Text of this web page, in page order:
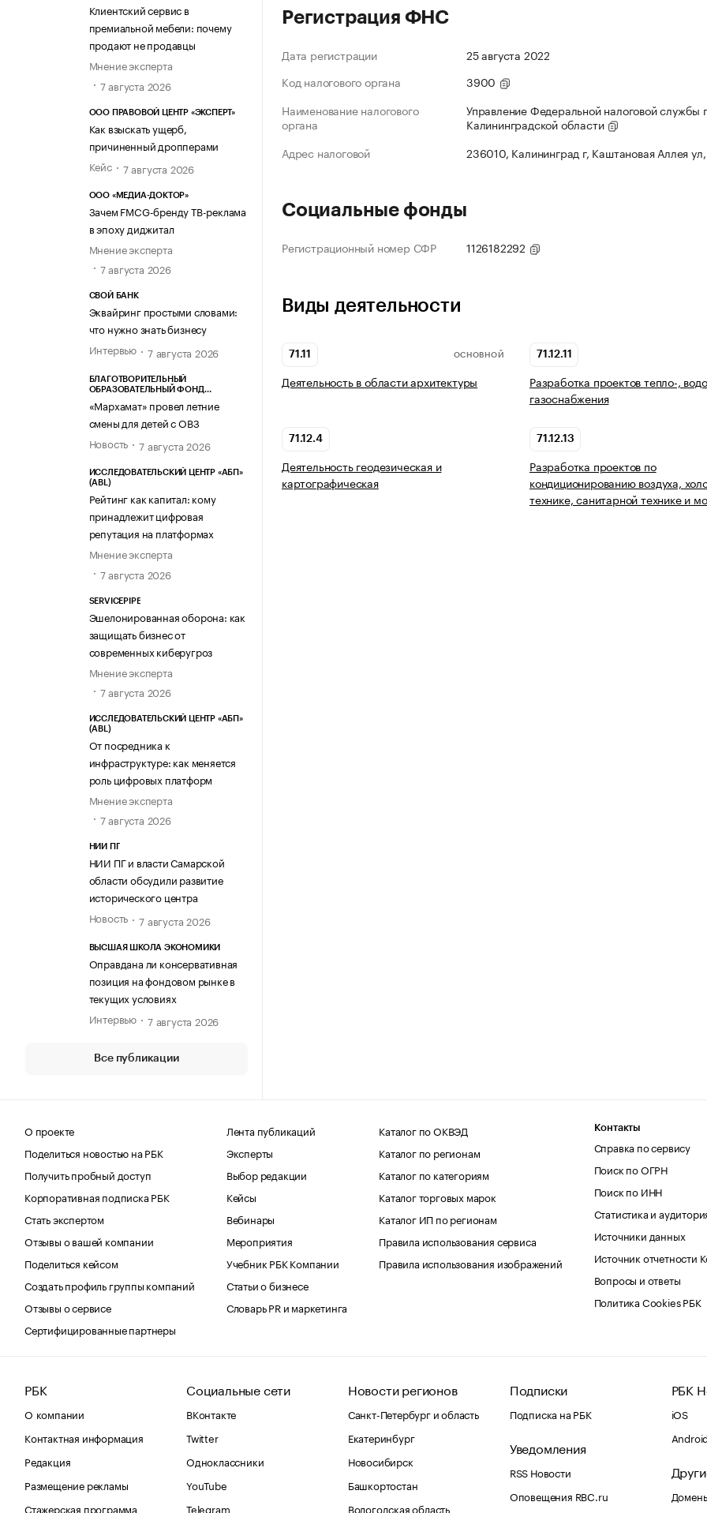
Клиентский сервис в
премиальной мебели: почему
продают не продавцы
Мнение эксперта
7 августа 2026
ООО ПРАВОВОЙ ЦЕНТР «ЭКСПЕРТ»
Как взыскать ущерб,
причиненный дропперами
Кейс
7 августа 2026
ООО «МЕДИА-ДОКТОР»
Зачем FMCG-бренду ТВ-реклама
в эпоху диджитал
Мнение эксперта
7 августа 2026
СВОЙ БАНК
Эквайринг простыми словами:
что нужно знать бизнесу
Интервью
7 августа 2026
БЛАГОТВОРИТЕЛЬНЫЙ
ОБРАЗОВАТЕЛЬНЫЙ ФОНД
«Мархамат» провел летние
смены для детей с ОВЗ
Новость
7 августа 2026
ИССЛЕДОВАТЕЛЬСКИЙ ЦЕНТР «АБП»
(ABL)
Рейтинг как капитал: кому
принадлежит цифровая
репутация на платформах
Мнение эксперта
7 августа 2026
SERVICEPIPE
Эшелонированная оборона: как
защищать бизнес от
современных киберугроз
Мнение эксперта
7 августа 2026
ИССЛЕДОВАТЕЛЬСКИЙ ЦЕНТР «АБП»
(ABL)
От посредника к
инфраструктуре: как меняется
роль цифровых платформ
Мнение эксперта
7 августа 2026
НИИ ПГ
НИИ ПГ и власти Самарской
области обсудили развитие
исторического центра
Новость
7 августа 2026
ВЫСШАЯ ШКОЛА ЭКОНОМИКИ
Оправдана ли консервативная
позиция на фондовом рынке в
текущих условиях
Интервью
7 августа 2026
Все публикации
Регистрация ФНС
Дата регистрации
25 августа 2022
Код налогового органа
3900
Наименование налогового
органа
Управление Федеральной налоговой службы
Калининградской области
Адрес налоговой
236010, Калининград г, Каштановая Аллея
Социальные фонды
Регистрационный номер СФР 1126182292
Виды деятельности
71.11 ОСНОВНОЙ
Деятельность в области архитектуры
71.12.11
Разработка проектов тепло-,
газоснабжения
71.12.4
Деятельность геодезическая и
картографическая
71.12.13
Разработка проектов по
кондиционированию воздуха,
технике, санитарной технике и
О проекте
Поделиться новостью на РБК
Получить пробный доступ
Корпоративная подписка РБК
Стать экспертом
Отзывы о вашей компании
Поделиться кейсом
Создать профиль группы компаний
Отзывы о сервисе
Сертифицированные партнеры
Лента публикаций
Эксперты
Выбор редакции
Кейсы
Вебинары
Мероприятия
Учебник РБК Компании
Статьи о бизнесе
Словарь PR и маркетинга
Каталог по ОКВЭД
Каталог по регионам
Каталог по категориям
Каталог торговых марок
Каталог ИП по регионам
Правила использования сервиса
Правила использования изображений
Контакты
Справка по сервису
Поиск по ОГРН
Поиск по ИНН
Статистика и
Источники данных
Источник отчетности
Вопросы и ответы
Политика Cookies РБК
РБК
О компании
Контактная информация
Редакция
Размещение рекламы
Стажерская программа
Социальные сети
ВКонтакте
Twitter
Одноклассники
YouTube
Telegram
Новости регионов
Санкт-Петербург и область
Екатеринбург
Новосибирск
Башкортостан
Вологодская область
Подписки
Подписка на РБК
Уведомления
RSS Новости
Оповещения RBC.ru
РБК
iOS